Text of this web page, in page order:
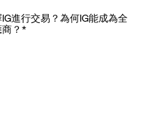
進行交易？為何IG能成為全
商？*